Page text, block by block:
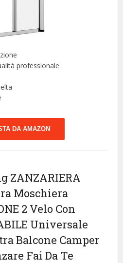
professionale
DA AMAZON
ZANZARIERA
Moschiera
2 Velo Con
Universale
Balcone Camper
Fai Da Te